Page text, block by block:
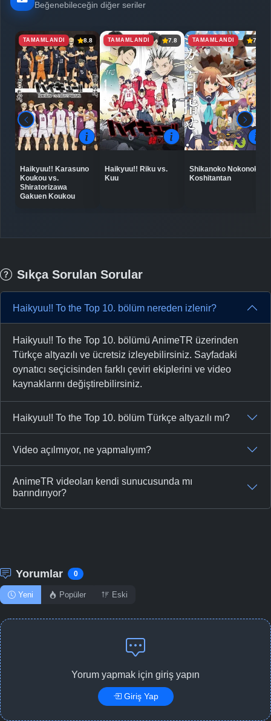
Beğenebileceğin diğer seriler
TAMAMLANDI 8.8
Haikyuu!! Karasuno
Koukou vs.
Shiratorizawa
Gakuen Koukou
TAMAMLANDI 7.8
Haikyuu!! Riku vs.
Kuu
TAMAMLANDI 7.0
Shikanoko Nokonoko
Koshitantan
Sıkça Sorulan Sorular
Haikyuu!! To the Top 10. bölüm nereden izlenir?
Haikyuu!! To the Top 10. bölümü AnimeTR üzerinden
Türkçe altyazılı ve ücretsiz izleyebilirsiniz. Sayfadaki
oynatıcı seçicisinden farklı çeviri ekiplerini ve video
kaynaklarını değiştirebilirsiniz.
Haikyuu!! To the Top 10. bölüm Türkçe altyazılı mı?
Video açılmıyor, ne yapmalıyım?
AnimeTR videoları kendi sunucusunda mı
barındırıyor?
Yorumlar 0
Yeni Popüler Eski
Yorum yapmak için giriş yapın
Giriş Yap